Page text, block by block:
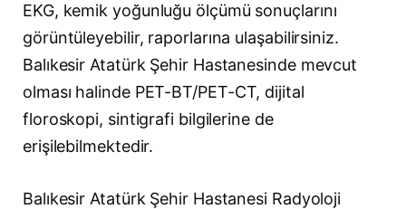
EKG, kemik yoğunluğu ölçümü sonuçlarını
görüntüleyebilir, raporlarına ulaşabilirsiniz.
Balıkesir Atatürk Şehir Hastanesinde mevcut
olması halinde PET-BT/PET-CT, dijital
floroskopi, sintigrafi bilgilerine de
erişilebilmektedir.
Balıkesir Atatürk Şehir Hastanesi Radyoloji